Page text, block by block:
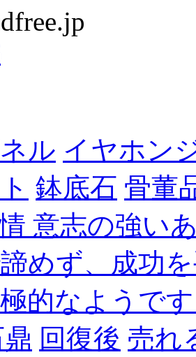
ル イヤホン
鉢底石 骨董
意志の強い
めず、成功
的なようで
回復後 売れ